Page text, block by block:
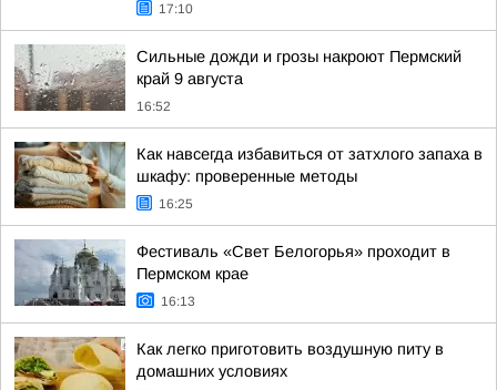
17:10
Сильные дожди и грозы накроют Пермский
край 9 августа
16:52
Как навсегда избавиться от затхлого запаха в
шкафу: проверенные методы
16:25
Фестиваль «Свет Белогорья» проходит в
Пермском крае
16:13
Как легко приготовить воздушную питу в
домашних условиях